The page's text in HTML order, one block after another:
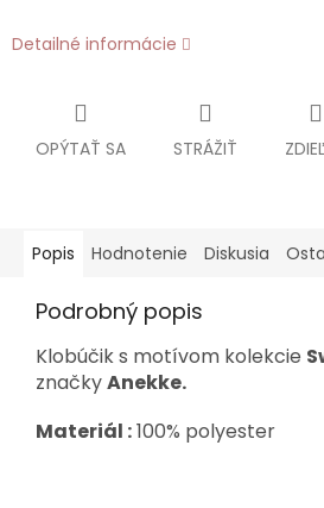
Detailné informácie
OPÝTAŤ SA STRÁŽIŤ
Popis Hodnotenie Diskusia
Podrobný popis
Klobúčik s motívom kolekcie
značkyAnekke.
Materiál :100% polyester